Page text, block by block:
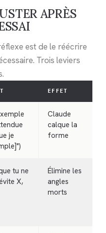
APRÈS
est de le réécrire
Trois leviers
EFFET
je
Claude
calque la
forme
tu ne
X,
Élimine les
angles
morts